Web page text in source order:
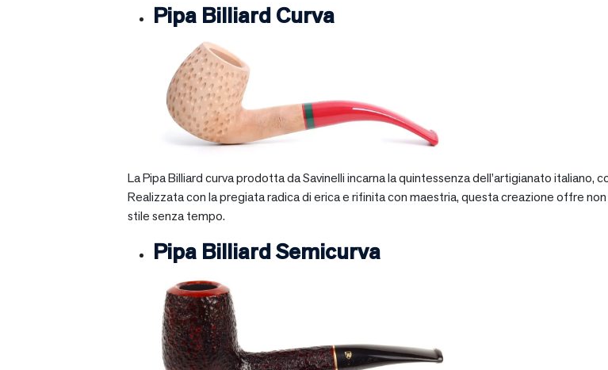
Pipa Billiard Curva
La Pipa Billiard curva prodotta da Savinelli incarna la quintessenza dell’artigianato
Realizzata con la pregiata radica di erica e rifinita con maestria, questa creazione offre
stile senza tempo.
Pipa Billiard Semicurva